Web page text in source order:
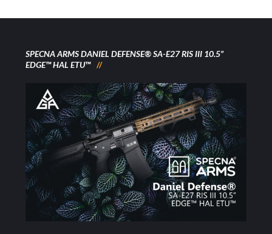
SPECNA ARMS DANIEL DEFENSE® SA-E27 RIS III 10.5”
EDGE™ HAL ETU™